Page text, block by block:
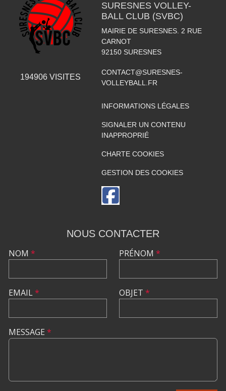
194906 VISITES
SURESNES VOLLEY-
BALL CLUB (SVBC)
MAIRIE DE SURESNES. 2 RUE
CARNOT
92150 SURESNES
CONTACT@SURESNES-
VOLLEYBALL.FR
INFORMATIONS LÉGALES
SIGNALER UN CONTENU
INAPPROPRIÉ
CHARTE COOKIES
GESTION DES COOKIES
NOUS CONTACTER
NOM *
EMAIL*
PRÉNOM *
OBJET *
MESSAGE *